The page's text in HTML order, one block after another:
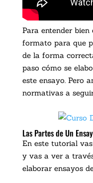
Para entender bien
formato para que
de la forma
paso cómo se
este ensayo. Pero
normativas a
Las Partes de Un
En este tutorial
y vas a ver a
elaborar ensayos